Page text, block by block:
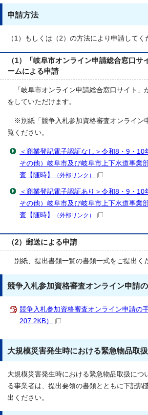
申請方法
（1）もしくは（2）の方法により申請してく
（1）「岐阜市オンライン申請総合窓口サ
ームによる申請
「岐阜市オンライン申請総合窓口サイト」
をしていただけます。
※別紙「競争入札参加資格審査オンライン
覧ください。
＜商業登記電子認証なし＞令和8・9・10
その他）岐阜市及び岐阜市上下水道事業
査【随時】
（外部リンク）
＜商業登記電子認証あり＞令和8・9・10
その他）岐阜市及び岐阜市上下水道事業
査【随時】
（外部リンク）
（2）郵送による申請
別紙、提出書類一覧の書類一式をご提出く
競争入札参加資格審査オンライン申請
競争入札参加資格審査オンライン申請の
207.2KB）
大規模災害発生時における緊急物品取
大規模災害発生時における緊急物品取扱につ
る事業者は、提出要領の書類とともに下記調
出ください。